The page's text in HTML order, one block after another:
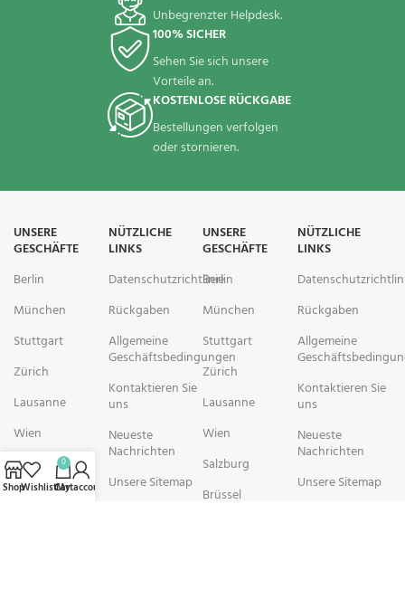
Unbegrenzter Helpdesk.
100% SICHER
Sehen Sie sich unsere
Vorteile an.
KOSTENLOSE RÜCKGABE
Bestellungen verfolgen
oder stornieren.
UNSERE
GESCHÄFTE
Berlin
München
Stuttgart
Zürich
Lausanne
Wien
Salzburg
Brüssel
NÜTZLICHE
LINKS
Datenschutzrichtlinie
Rückgaben
Allgemeine
Geschäftsbedingungen
Kontaktieren Sie
uns
Neueste
Nachrichten
Unsere Sitemap
UNSERE
GESCHÄFTE
Berlin
München
Stuttgart
Zürich
Lausanne
Wien
Salzburg
Brüssel
NÜTZLICHE
LINKS
Rückgaben
Allgemeine
Kontaktieren Sie
uns
Neueste
Nachrichten
Unsere Sitemap
ShopWishlist
0
Cart
My account